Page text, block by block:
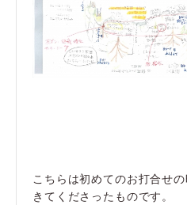
こちらは初めてのお打合せ
きてくださったものです。